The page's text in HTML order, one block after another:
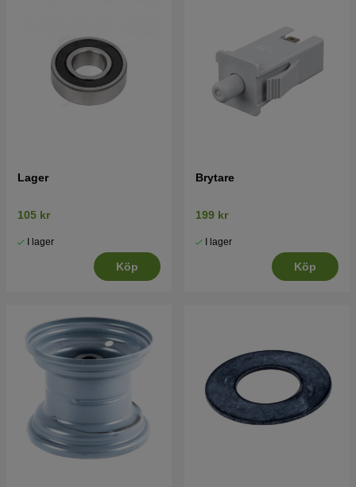
Lager
105 kr
I lager
Köp
Brytare
199 kr
I lager
Köp